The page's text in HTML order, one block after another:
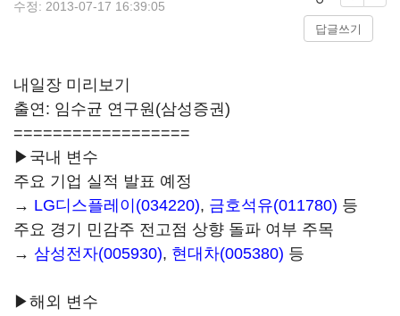
수정: 2013-07-17 16:39:05
답글쓰기
내일장 미리보기
출연: 임수균 연구원(삼성증권)
==================
▶국내 변수
주요 기업 실적 발표 예정
→ LG디스플레이(034220), 금호석유(011780) 등
주요 경기 민감주 전고점 상향 돌파 여부 주목
→ 삼성전자(005930), 현대차(005380) 등
▶해외 변수